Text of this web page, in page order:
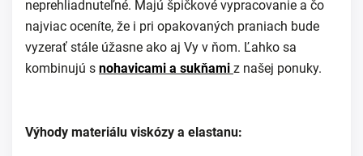
neprehliadnuteľné. Majú špičkové vypracovanie a čo
najviac oceníte, že i pri opakovaných praniach bude
vyzerať stále úžasne ako aj Vy v ňom. Ľahko sa
kombinujú s nohavicami a sukňami z našej ponuky.
Výhody materiálu viskózy a elastanu: